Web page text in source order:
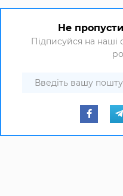
Не
Підписуйся на наші